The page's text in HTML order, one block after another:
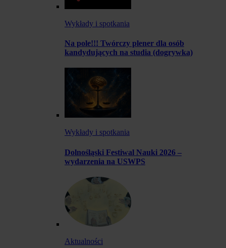
Wykłady i spotkania
Na pole!!! Twórczy plener dla osób
kandydujących na studia (dogrywka)
Wykłady i spotkania
Dolnośląski Festiwal Nauki 2026 –
wydarzenia na USWPS
Aktualności